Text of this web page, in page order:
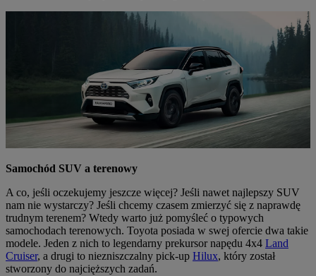
Samochód SUV a terenowy
A co, jeśli oczekujemy jeszcze więcej? Jeśli nawet najlepszy SUV
nam nie wystarczy? Jeśli chcemy czasem zmierzyć się z naprawdę
trudnym terenem? Wtedy warto już pomyśleć o typowych
samochodach terenowych. Toyota posiada w swej ofercie dwa takie
modele. Jeden z nich to legendarny prekursor napędu 4x4 Land
Cruiser, a drugi to niezniszczalny pick-up Hilux, który został
stworzony do najcięższych zadań.